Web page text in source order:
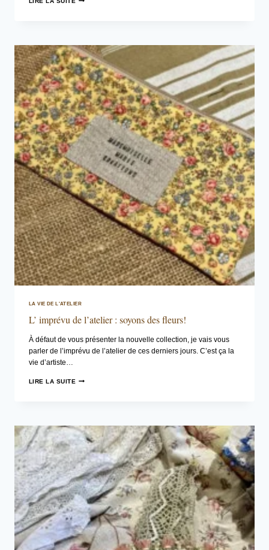
LA VIE DE L'ATELIER
L’ imprévu de l’atelier : soyons des fleurs!
À défaut de vous présenter la nouvelle collection, je vais vous
parler de l’imprévu de l’atelier de ces derniers jours. C’est ça la
vie d’artiste…
LIRE LA SUITE L’
SOYONS
DES
FLEURS!